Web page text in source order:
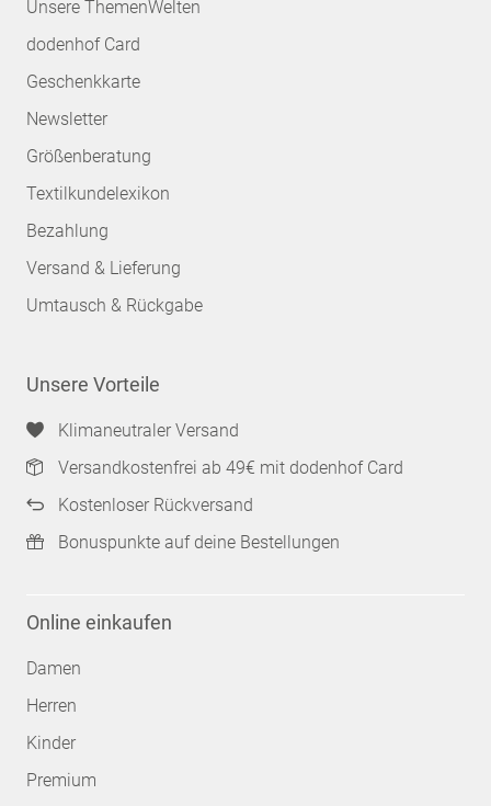
Unsere ThemenWelten
dodenhof Card
Geschenkkarte
Newsletter
Größenberatung
Textilkundelexikon
Bezahlung
Versand & Lieferung
Umtausch & Rückgabe
Unsere Vorteile
Klimaneutraler Versand
Versandkostenfrei ab 49€ mit dodenhof Card
Kostenloser Rückversand
Bonuspunkte auf deine Bestellungen
Online einkaufen
Damen
Herren
Kinder
Premium